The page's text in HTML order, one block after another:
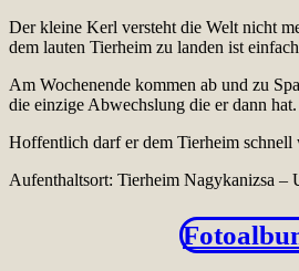
Der kleine Kerl versteht die Welt nicht
dem lauten Tierheim zu landen ist
Am Wochenende kommen ab und zu
die einzige Abwechslung die er dann hat.
Hoffentlich darf er dem Tierheim schnell
Aufenthaltsort: Tierheim Nagykanizsa –